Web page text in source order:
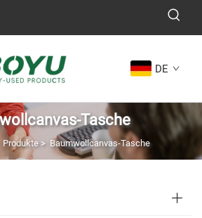
DE
Tasche
Produkte> Baumwollcanvas-Tasche